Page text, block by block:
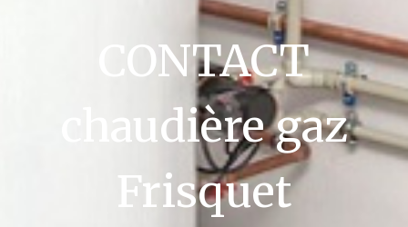
CONTACT
chaudière gaz
Frisquet